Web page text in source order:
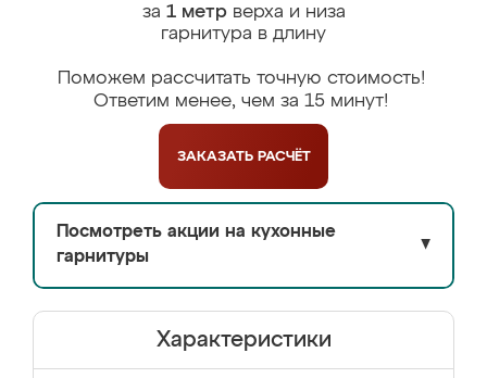
за 1 метрверха и низа
гарнитура в длину
Поможем рассчитать точную стоимость!
Ответим менее, чем за 15 минут!
ЗАКАЗАТЬ РАСЧЁТ
Посмотреть акции на кухонные
гарнитуры
▼
Характеристики